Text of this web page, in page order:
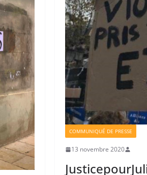
COMMUNIQUÉ DE PRESSE
13 novembre 2020